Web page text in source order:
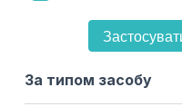
За типом засобу